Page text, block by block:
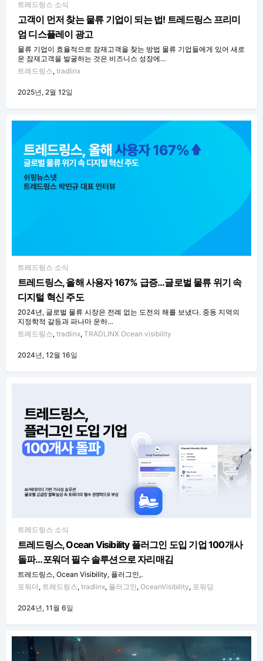
트레드링스 소식
고객이 먼저 찾는 물류 기업이 되는 법! 트레드링스 프리미
엄 디스플레이 광고
물류 기업이 효율적으로 잠재고객을 찾는 방법 물류 기업들에게 있어 새로
운 잠재고객을 발굴하는 것은 비즈니스 성장에…
트레드링스, tradlinx
2025년, 2월 12일
트레드링스 소식
트레드링스, 올해 사용자 167% 급증…글로벌 물류 위기 속
디지털 혁신 주도
2024년, 글로벌 물류 시장은 전례 없는 도전의 해를 보냈다. 중동 지역의
지정학적 갈등과 파나마 운하…
트레드링스, tradlinx, TRADLINX Ocean visibility
2024년, 12월 16일
트레드링스 소식
트레드링스, Ocean Visibility 플러그인 도입 기업 100개사
돌파…포워더 필수 솔루션으로 자리매김
트레드링스, Ocean Visibility, 플러그인,.
포워더 , 트레드링스, tradlinx, 플러그인 , OceanVisibility, 포워딩
2024년, 11월 6일